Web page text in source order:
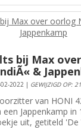
bij Max
&
02-2022 | GEWIJZIGD OP:
van HONI
een Jappenkamp
uit, getiteld 'De